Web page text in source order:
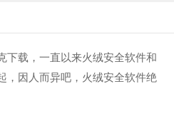
下载，一直以来火绒安全软件和
，因人而异吧，火绒安全软件绝